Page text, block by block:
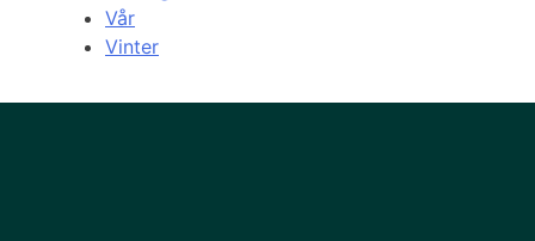
Vår
Vinter